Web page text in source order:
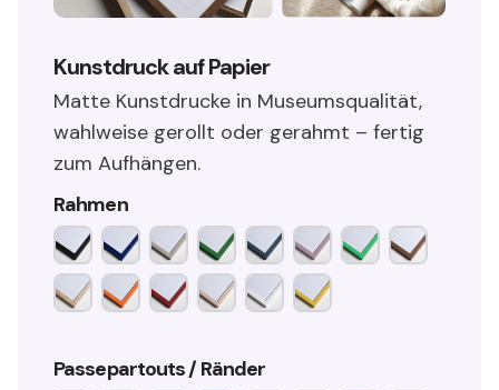
Kunstdruck auf Papier
Matte Kunstdrucke in Museumsqualität,
wahlweise gerollt oder gerahmt – fertig
zum Aufhängen.
Rahmen
Passepartouts / Ränder